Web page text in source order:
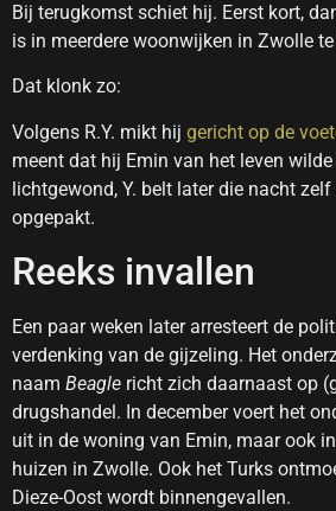
Bij terugkomst schiet hij. Eerst kort,
is in meerdere woonwijken in Zwolle
Dat klonk zo:
Volgens R.Y. mikt hij gericht op de
meent dat hij Emin van het leven
lichtgewond, Y. belt later die nacht
opgepakt.
Reeks invallen
Een paar weken later arresteert de
verdenking van de gijzeling. Het
naam Beagle richt zich daarnaast op
drugshandel. In december voert het
uit in de woning van Emin, maar ook
huizen in Zwolle. Ook het Turks
Dieze-Oost wordt binnengevallen.